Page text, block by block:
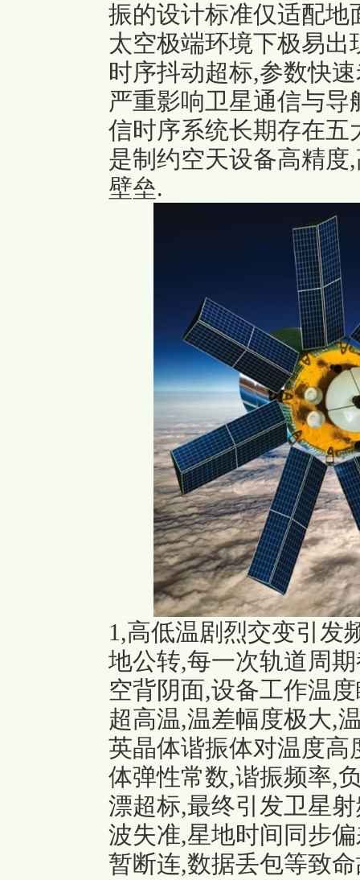
振的设计标准仅适配地
太空极端环境下极易
时序抖动超标,参数快
严重影响卫星通信与
信时序系统长期存在
是制约空天设备高精
壁垒.
1,高低温剧烈交变引发
地公转,每一次轨道周
空背阴面,设备工作温
超高温,温差幅度极大,
英晶体谐振体对温度
体弹性常数,谐振频率,
漂超标,最终引发卫星
波失准,星地时间同步
暂断连,数据丢包等致